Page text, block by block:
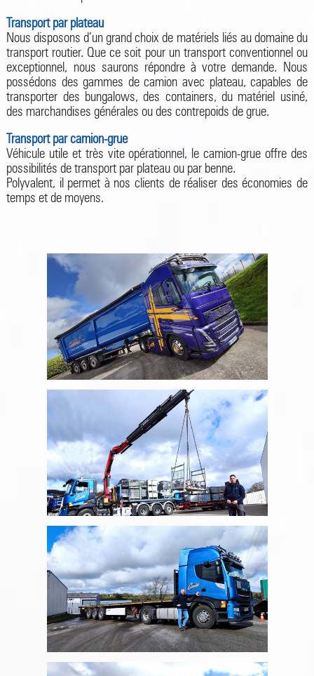
Transport par plateau
Nous disposons d’un grand choix de matériels liés au domaine du
transport routier. Que ce soit pour un transport conventionnel ou
exceptionnel, nous saurons répondre à votre demande. Nous
possédons des gammes de camion avec plateau, capables de
transporter des bungalows, des containers, du matériel usiné,
des marchandises générales ou des contrepoids de grue.
Transport par camion-grue
Véhicule utile et très vite opérationnel, le camion-grue offre des
possibilités de transport par plateau ou par benne.
Polyvalent, il permet à nos clients de réaliser des économies de
temps et de moyens.